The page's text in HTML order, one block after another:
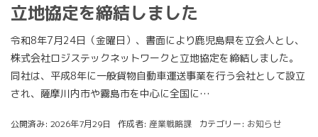
立地協定を締結しました
令和8年7月24日（金曜日）、書面により鹿児島県を立会人とし、
株式会社ロジステックネットワークと立地協定を締結しました。
同社は、平成8年に一般貨物自動車運送事業を行う会社として設立
され、薩摩川内市や霧島市を中心に全国に…
公開済み: 2026年7月29日 作成者: 産業戦略課 カテゴリー: お知らせ